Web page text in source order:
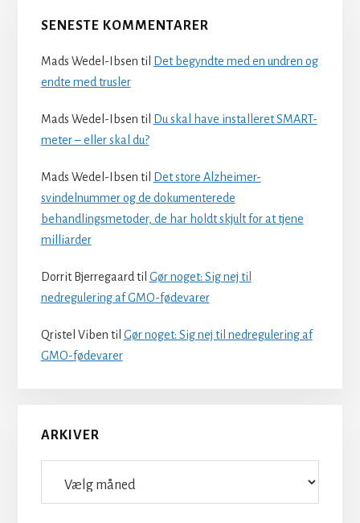
SENESTE KOMMENTARER
Mads Wedel-Ibsen til
Det begyndte med en undren og
endte med trusler
Mads Wedel-Ibsen til
Du skal have installeret SMART-
meter – eller skal du?
Mads Wedel-Ibsen til
Det store Alzheimer-
svindelnummer og de dokumenterede
behandlingsmetoder, de har holdt skjult for at tjene
milliarder
Dorrit Bjerregaard til Gør noget: Sig nej til
nedregulering af GMO-fødevarer
Qristel Viben til Gør noget: Sig nej til nedregulering af
GMO-fødevarer
ARKIVER